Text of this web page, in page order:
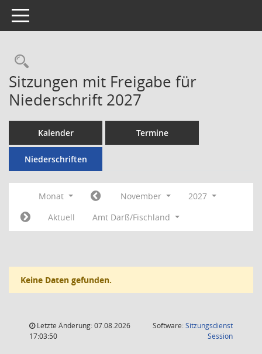
Toggle navigation
Rechercheauswahl
Sitzungen mit Freigabe für
Niederschrift 2027
Kalender Termine
Niederschriften
Monat November
2027
Aktuell
Amt Darß/Fischland
Keine Daten gefunden.
Letzte Änderung: 07.08.2026
17:03:50
Software:Sitzungsdienst
Session(Wird in